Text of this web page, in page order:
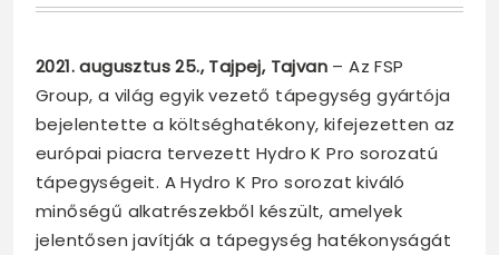
2021. augusztus 25., Tajpej, Tajvan – Az FSP
Group, a világ egyik vezető tápegység gyártója
bejelentette a költséghatékony, kifejezetten az
európai piacra tervezett Hydro K Pro sorozatú
tápegységeit. A Hydro K Pro sorozat kiváló
minőségű alkatrészekből készült, amelyek
jelentősen javítják a tápegység hatékonyságát